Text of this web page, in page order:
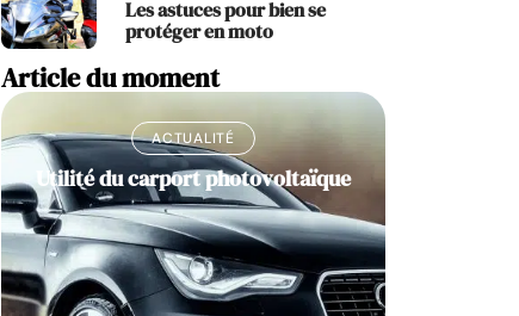
Les astuces pour bien se
protéger en moto
Article du moment
ACTUALITÉ
Utilité du carport photovoltaïque